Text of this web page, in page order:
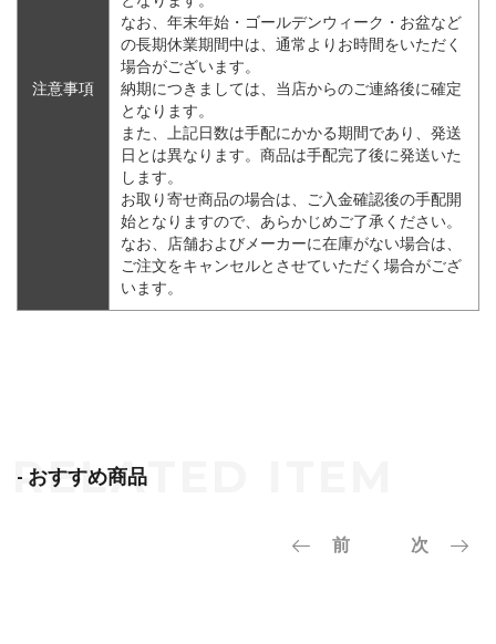
注意事項
なお、年末年始・ゴールデンウィーク・お盆など
の長期休業期間中は、通常よりお時間をいただく
場合がございます。
納期につきましては、当店からのご連絡後に確定
となります。
また、上記日数は手配にかかる期間であり、発送
日とは異なります。商品は手配完了後に発送いた
します。
お取り寄せ商品の場合は、ご入金確認後の手配開
始となりますので、あらかじめご了承ください。
なお、店舗およびメーカーに在庫がない場合は、
ご注文をキャンセルとさせていただく場合がござ
います。
- おすすめ商品
前 次